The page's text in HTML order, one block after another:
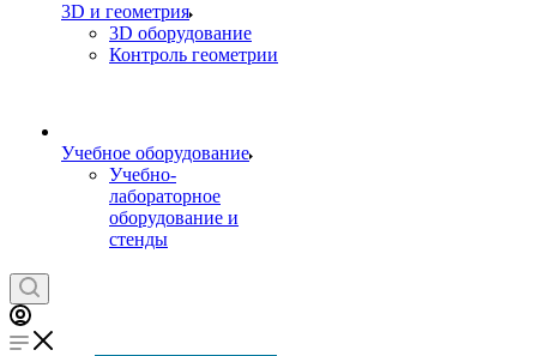
3D и геометрия
3D оборудование
Контроль геометрии
Учебное оборудование
Учебно-
лабораторное
оборудование и
стенды